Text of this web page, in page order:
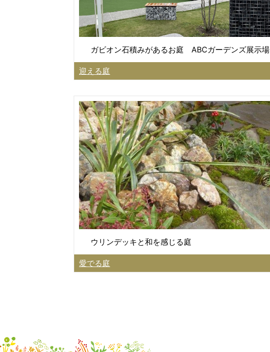
ガビオン石積みがあるお庭 ABCガーデンズ展示場
迎える庭
ウリンデッキと和を感じる庭
愛でる庭